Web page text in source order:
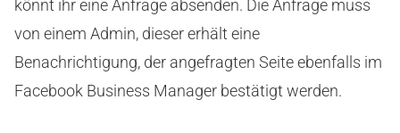
könnt ihr eine Anfrage absenden. Die Anfrage muss
von einem Admin, dieser erhält eine
Benachrichtigung, der angefragten Seite ebenfalls im
Facebook Business Manager bestätigt werden.